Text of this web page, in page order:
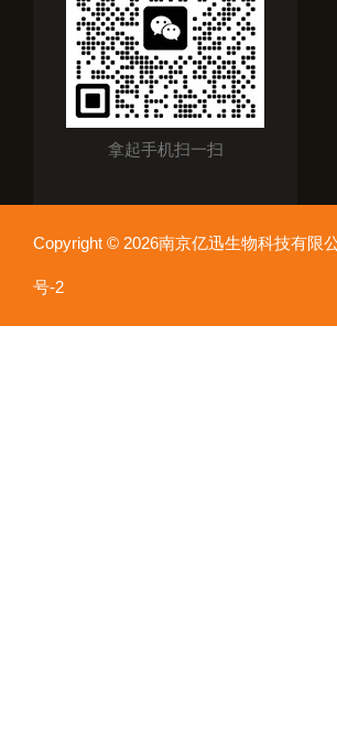
拿起手机扫一扫
Copyright © 2026南京亿迅生物科技有
号-2